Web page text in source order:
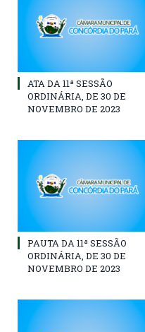
ATA DA 11ª SESSÃO
ORDINÁRIA, DE 30 DE
NOVEMBRO DE 2023
PAUTA DA 11ª SESSÃO
ORDINÁRIA, DE 30 DE
NOVEMBRO DE 2023